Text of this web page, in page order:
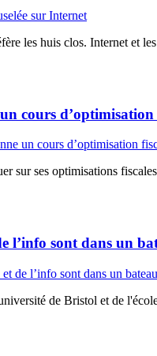
les huis clos. Internet et
cours d’optimisation
sur ses optimisations
l’info sont dans un
de Bristol et de